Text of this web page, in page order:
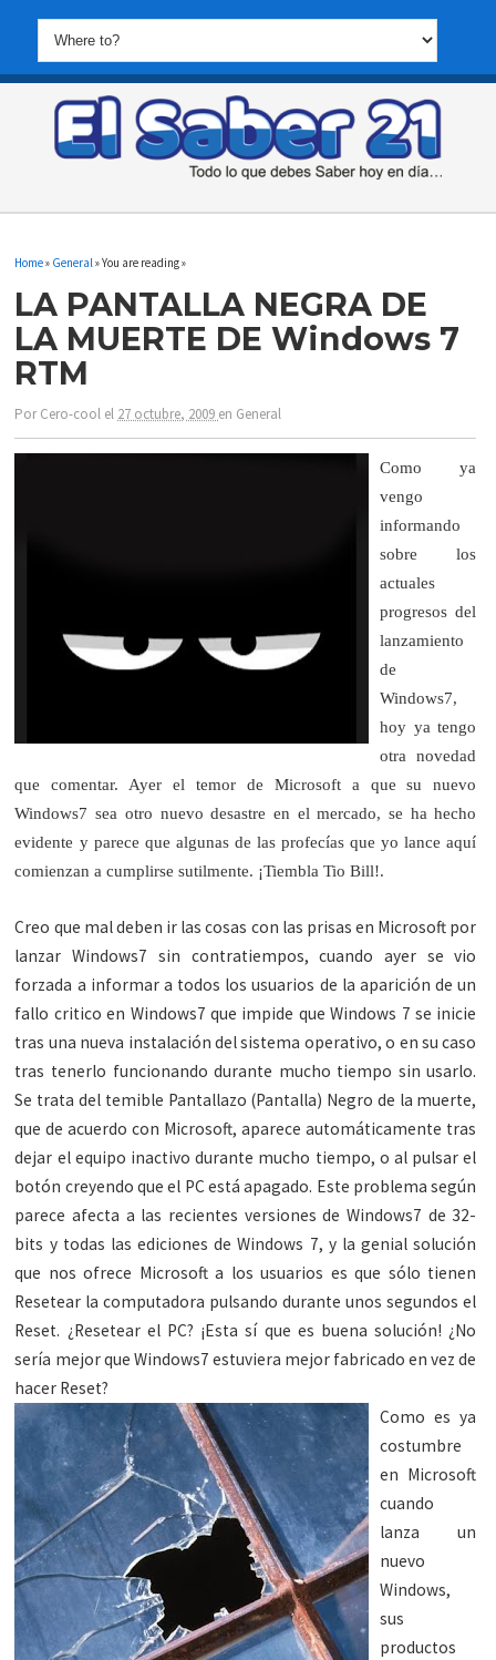
Home» General » You are reading »
LA PANTALLA NEGRA DE
LA MUERTE DE Windows 7
RTM
PorCero-cool el 27 octubre, 2009 en General
Como ya
vengo
informando
sobre los
actuales
progresos del
lanzamiento
de
Windows7,
hoy ya tengo
otra novedad
que comentar. Ayer el temor de Microsoft a que su nuevo
Windows7 sea otro nuevo desastre en el mercado, se ha hecho
evidente y parece que algunas de las profecías que yo lance aquí
comienzan a cumplirse sutilmente. ¡Tiembla Tio Bill!.
Creo que mal deben ir las cosas con las prisas en Microsoft por
lanzar Windows7 sin contratiempos, cuando ayer se vio
forzada a informar a todos los usuarios de la aparición de un
fallo critico en Windows7 que impide que Windows 7 se inicie
tras una nueva instalación del sistema operativo, o en su caso
tras tenerlo funcionando durante mucho tiempo sin usarlo.
Se trata del temible Pantallazo (Pantalla) Negro de la muerte,
que de acuerdo con Microsoft, aparece automáticamente tras
dejar el equipo inactivo durante mucho tiempo, o al pulsar el
botón creyendo que el PC está apagado. Este problema según
parece afecta a las recientes versiones de Windows7 de 32-
bits y todas las ediciones de Windows 7, y la genial solución
que nos ofrece Microsoft a los usuarios es que sólo tienen
Resetear la computadora pulsando durante unos segundos el
Reset. ¿Resetear el PC? ¡Esta sí que es buena solución! ¿No
sería mejor que Windows7 estuviera mejor fabricado en vez de
hacer Reset?
Como es ya
costumbre
en Microsoft
cuando
lanza un
nuevo
Windows,
sus
productos